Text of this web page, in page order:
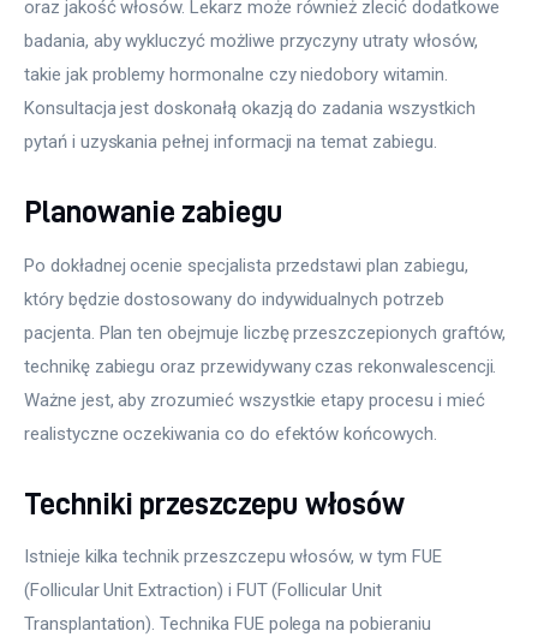
oraz jakość włosów. Lekarz może również zlecić dodatkowe
badania, aby wykluczyć możliwe przyczyny utraty włosów,
takie jak problemy hormonalne czy niedobory witamin.
Konsultacja jest doskonałą okazją do zadania wszystkich
pytań i uzyskania pełnej informacji na temat zabiegu.
Planowanie zabiegu
Po dokładnej ocenie specjalista przedstawi plan zabiegu,
który będzie dostosowany do indywidualnych potrzeb
pacjenta. Plan ten obejmuje liczbę przeszczepionych graftów,
technikę zabiegu oraz przewidywany czas rekonwalescencji.
Ważne jest, aby zrozumieć wszystkie etapy procesu i mieć
realistyczne oczekiwania co do efektów końcowych.
Techniki przeszczepu włosów
Istnieje kilka technik przeszczepu włosów, w tym FUE
(Follicular Unit Extraction) i FUT (Follicular Unit
Transplantation). Technika FUE polega na pobieraniu